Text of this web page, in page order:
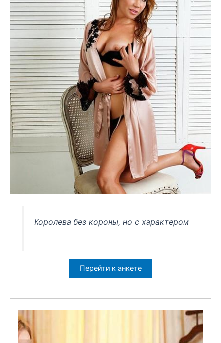
Королева без короны, но с характером
Перейти к анкете